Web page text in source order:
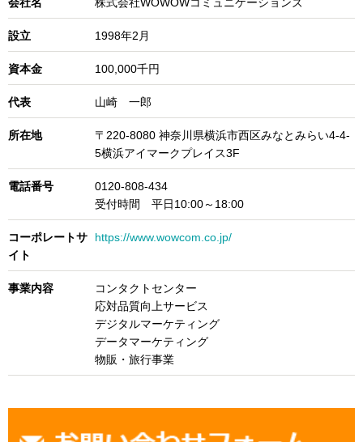
設立 1998年2月
資本金 100,000千円
代表 山崎 一郎
所在地
〒220-8080 神奈川県横浜市西区みなとみらい4-4-
5横浜アイマークプレイス3F
電話番号
0120-808-434
受付時間 平日10:00～18:00
コーポレートサ
イト
https://www.wowcom.co.jp/
事業内容
コンタクトセンター
応対品質向上サービス
デジタルマーケティング
データマーケティング
物販・旅行事業